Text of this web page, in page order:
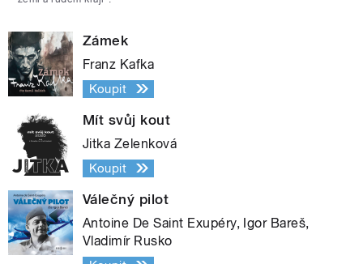
Zámek
Franz Kafka
Koupit
Mít svůj kout
Jitka Zelenková
Koupit
Válečný pilot
Antoine De Saint Exupéry, Igor Bareš,
Vladimír Rusko